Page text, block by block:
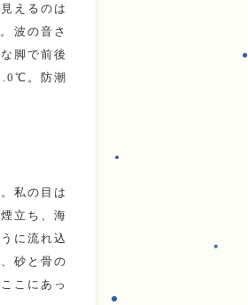
えるのは
波の音さ
脚で前後
。防潮
私の目は
立ち、海
に流れ込
砂と骨の
こにあっ